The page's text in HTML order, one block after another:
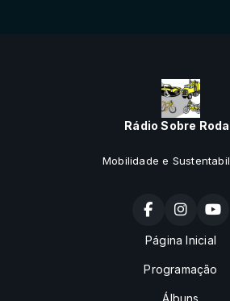
Rádio Sobre
Mobilidade e
Página Inicial
Programação
Álbuns